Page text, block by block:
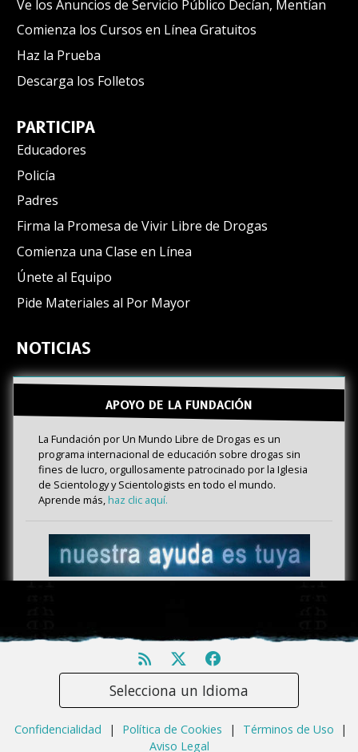
Ve los Anuncios de Servicio Público Decían, Mentían
Comienza los Cursos en Línea Gratuitos
Haz la Prueba
Descarga los Folletos
PARTICIPA
Educadores
Policía
Padres
Firma la Promesa de Vivir Libre de Drogas
Comienza una Clase en Línea
Únete al Equipo
Pide Materiales al Por Mayor
NOTICIAS
APOYO DE LA FUNDACIÓN
La Fundación por Un Mundo Libre de Drogas es un
programa internacional de educación sobre drogas sin
fines de lucro, orgullosamente patrocinado por la Iglesia
de Scientology y Scientologists en todo el mundo.
Aprende más,haz clic aquí.
Selecciona un Idioma
Confidencialidad | Política de Cookies | Términos de Uso
|
Aviso Legal